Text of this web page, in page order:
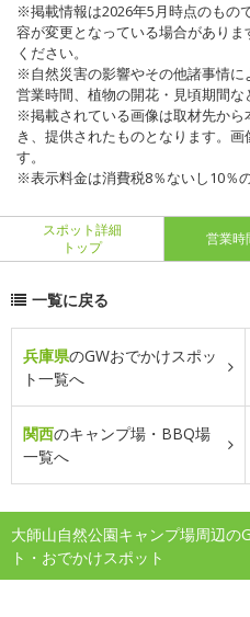
※掲載情報は2026年5月時点のもの
容が変更となっている場合があり
ください。
※自然災害の影響やその他諸事情
営業時間、植物の開花・見頃期間な
※掲載されている画像は取材先か
き、提供されたものとなります。
す。
※表示料金は消費税8％ないし10％
スポット詳細
トップ
営業時
一覧に戻る
兵庫県のGWおでかけスポッ
ト一覧へ
関西のキャンプ場・BBQ場
一覧へ
大師山自然公園キャンプ場周辺の
ト・おでかけスポット